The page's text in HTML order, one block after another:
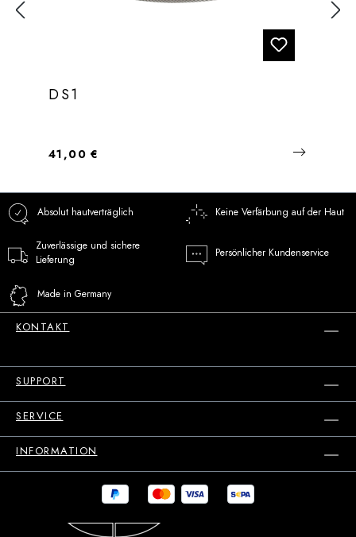
DS1
Regulärer Preis:
41,00 €
Absolut hautverträglich Keine Verfärbung auf der Haut
Zuverlässige und sichere
Lieferung
Persönlicher Kundenservice
Made in Germany
KONTAKT
SUPPORT
SERVICE
INFORMATION